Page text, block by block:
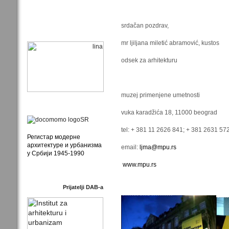
srdačan pozdrav,
mr ljiljana miletić abramović, kustos
odsek za arhitekturu
muzej primenjene umetnosti
vuka karadžića 18, 11000 beograd
tel: + 381 11 2626 841; + 381 2631
email: ljma@mpu.rs
www.mpu.rs
Регистар модерне
архитектуре и урбанизма
у Србији 1945-1990
Prijatelji DAB-a